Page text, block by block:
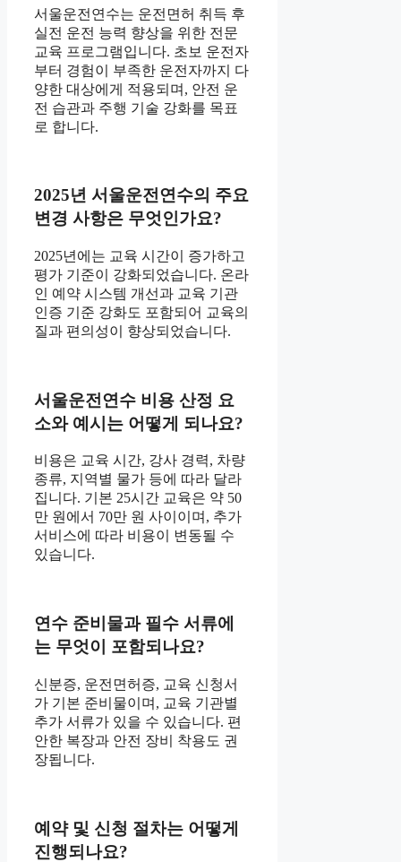
서울운전연수는 운전면허 취득 후
실전 운전 능력 향상을 위한 전문
교육 프로그램입니다. 초보 운전자
부터 경험이 부족한 운전자까지 다
양한 대상에게 적용되며, 안전 운
전 습관과 주행 기술 강화를 목표
로 합니다.
2025년 서울운전연수의 주요
변경 사항은 무엇인가요?
2025년에는 교육 시간이 증가하고
평가 기준이 강화되었습니다. 온라
인 예약 시스템 개선과 교육 기관
인증 기준 강화도 포함되어 교육의
질과 편의성이 향상되었습니다.
서울운전연수 비용 산정 요
소와 예시는 어떻게 되나요?
비용은 교육 시간, 강사 경력, 차량
종류, 지역별 물가 등에 따라 달라
집니다. 기본 25시간 교육은 약 50
만 원에서 70만 원 사이이며, 추가
서비스에 따라 비용이 변동될 수
있습니다.
연수 준비물과 필수 서류에
는 무엇이 포함되나요?
신분증, 운전면허증, 교육 신청서
가 기본 준비물이며, 교육 기관별
추가 서류가 있을 수 있습니다. 편
안한 복장과 안전 장비 착용도 권
장됩니다.
예약 및 신청 절차는 어떻게
진행되나요?